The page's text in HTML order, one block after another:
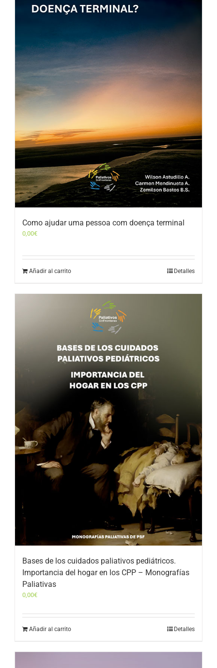
Como ajudar uma pessoa com doença terminal
0,00€
Añadir al carrito Detalles
Bases de los cuidados paliativos pediátricos.
Importancia del hogar en los CPP – Monografías
Paliativas
0,00€
Añadir al carrito Detalles